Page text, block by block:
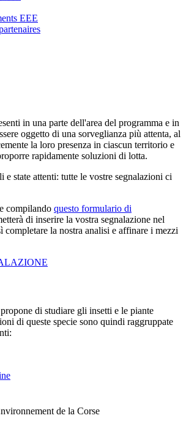
EEE
in una parte dell'area del programma e in
oggetto di una sorveglianza più attenta, al
la loro presenza in ciascun territorio e
rapidamente soluzioni di lotta.
e state attenti: tutte le vostre segnalazioni ci
compilando questo formulario di
di inserire la vostra segnalazione nel
completare la nostra analisi e affinare i mezzi
di studiare gli insetti e le piante
di queste specie sono quindi raggruppate